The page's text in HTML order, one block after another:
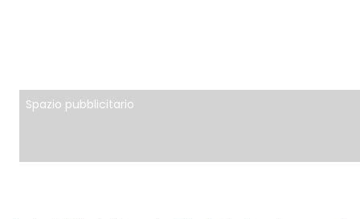
Spazio pubblicitario